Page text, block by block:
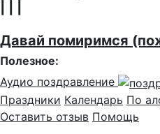
Давай помиримся
Полезное:
Аудио поздравление
Праздники Календарь По
Оставить отзыв Помощь